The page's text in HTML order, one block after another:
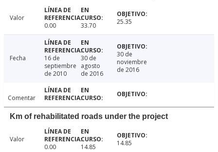
Valor
0.00
33.70 25.35
Fecha
16 de
septiembre
de 2010
30 de
agosto
de 2016
30 de
noviembre
de 2016
Comentar
Km of rehabilitated roads under the project
Valor
0.00
14.85 14.85